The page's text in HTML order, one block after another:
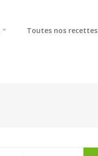
Toutes nos recettes